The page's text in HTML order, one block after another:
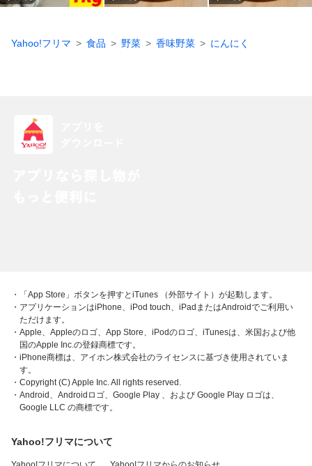
Yahoo!フリマ 食品 野菜 香味野菜 にんにく
・「App Store」ボタンを押すとiTunes （外部サイト）が起動します。
・アプリケーションはiPhone、iPod touch、iPadまたはAndroidでご利用い
ただけます。
・Apple、Appleのロゴ、App Store、iPodのロゴ、iTunesは、米国および他
国のApple Inc.の登録商標です。
・iPhone商標は、アイホン株式会社のライセンスに基づき使用されていま
す。
・Copyright (C) Apple Inc. All rights reserved.
・Android、Androidロゴ、Google Play 、および Google Play ロゴは、
Google LLC の商標です。
Yahoo!フリマについて